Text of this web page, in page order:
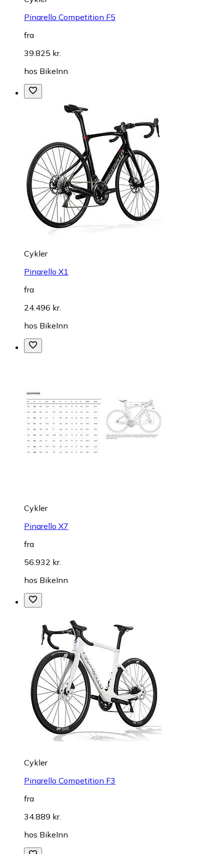
Pinarello Competition F5
fra
39.825 kr.
hos BikeInn
Cykler
Pinarello X1
fra
24.496 kr.
hos BikeInn
Cykler
Pinarello X7
fra
56.932 kr.
hos BikeInn
Cykler
Pinarello Competition F3
fra
34.889 kr.
hos BikeInn